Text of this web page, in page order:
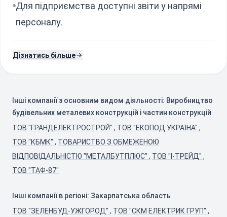
Для підприємства доступні звіти у напрямі
персоналу.
Дізнатись більше
Інші компанії з основним видом діяльності: Виробництво
будівельних металевих конструкцій і частин конструкцій
ТОВ "ГРАНДЕЛЕКТРОСТРОЙ" , ТОВ "ЕКОПОД УКРАЇНА" ,
ТОВ "КБМК" , ТОВАРИСТВО З ОБМЕЖЕНОЮ
ВІДПОВІДАЛЬНІСТЮ "МЕТАЛБУТПЛЮС" , ТОВ "І-ТРЕЙД" ,
ТОВ "ТАФ-87"
Інші компанії в регіоні: Закарпатська область
ТОВ "ЗЕЛЕНБУД-УЖГОРОД" , ТОВ "СКМ ЕЛЕКТРИК ГРУП" ,